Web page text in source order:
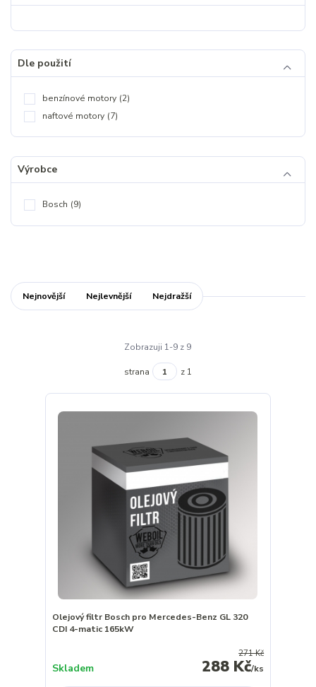
Dle použití
benzínové motory (2)
naftové motory (7)
Výrobce
Bosch (9)
Nejnovější Nejlevnější Nejdražší
Zobrazuji 1-9 z 9
strana z 1
Olejový filtr Bosch pro Mercedes-Benz GL 320
CDI 4-matic 165kW
271 Kč
288 Kč/ks
Skladem